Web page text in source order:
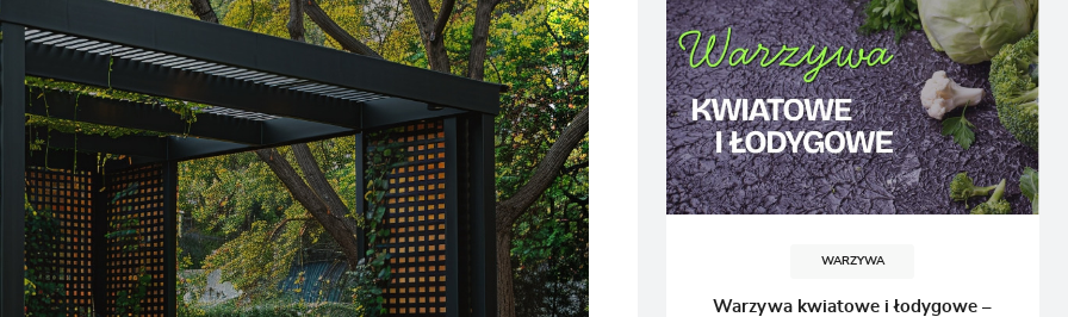
SIĘ REJESTRACJA
WARZYWA
Warzywa kwiatowe i łodygowe –